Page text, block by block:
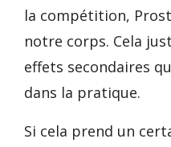
la compétition,
notre corps. Cela
effets secondaires
dans la pratique.
Si cela prend un